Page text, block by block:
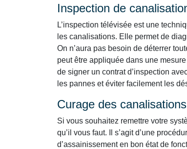
Inspection de
L’inspection télévisée est une
les canalisations. Elle permet de
On n’aura pas besoin de déterrer
peut être appliquée dans une
de signer un contrat d’inspection
les pannes et éviter facilement les
Curage des canalisations
Si vous souhaitez remettre votre
qu’il vous faut. Il s’agit d’une
d’assainissement en bon état de